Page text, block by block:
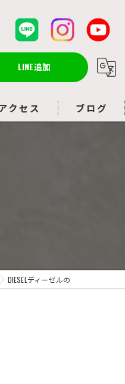
LINE追加
クセス ブログ
DIESELディーゼルの